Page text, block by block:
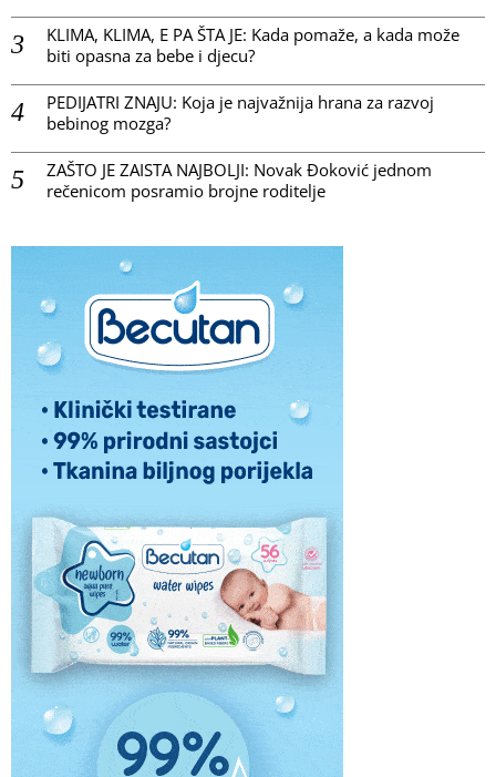
KLIMA, KLIMA, E PA ŠTA JE: Kada pomaže, a kada može
biti opasna za bebe i djecu?
PEDIJATRI ZNAJU: Koja je najvažnija hrana za razvoj
bebinog mozga?
ZAŠTO JE ZAISTA NAJBOLJI: Novak Đoković jednom
rečenicom posramio brojne roditelje